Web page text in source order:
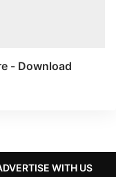
- Download
WITH US